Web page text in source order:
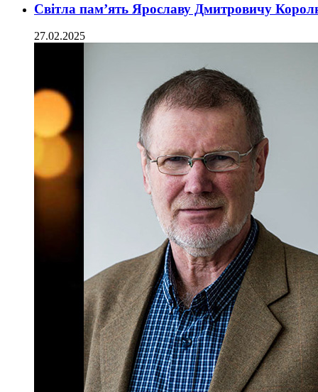
Світла пам’ять Ярославу Дмитровичу
27.02.2025